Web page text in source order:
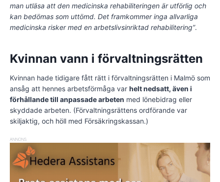
man utläsa att den medicinska rehabiliteringen är utförlig och
kan bedömas som uttömd. Det framkommer inga allvarliga
medicinska risker med en arbetslivsinriktad rehabilitering”.
Kvinnan vann i förvaltningsrätten
Kvinnan hade tidigare fått rätt i förvaltningsrätten i Malmö som
ansåg att hennes arbetsförmåga var helt nedsatt, även i
förhållande till anpassade arbeten med lönebidrag eller
skyddade arbeten. (Förvaltningsrättens ordförande var
skiljaktig, och höll med Försäkringskassan.)
ANNONS